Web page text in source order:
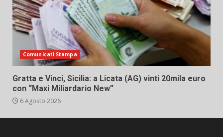
Comunicati Stampa
Gratta e Vinci, Sicilia: a Licata (AG) vinti 20mila euro
con “Maxi Miliardario New”
6 Agosto 2026